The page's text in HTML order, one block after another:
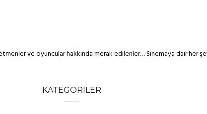
ve oyuncular hakkında merak edilenler… Sinemaya dair her
KATEGORILER